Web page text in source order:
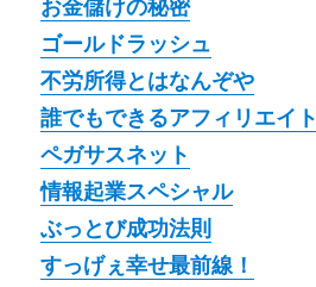
お金儲けの秘密
ゴールドラッシュ
不労所得とはなんぞや
誰でもできるアフィリエイト
ペガサスネット
情報起業スペシャル
ぶっとび成功法則
すっげぇ幸せ最前線！